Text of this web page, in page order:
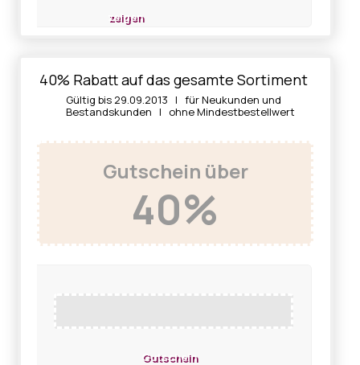
zeigen
40% Rabatt auf das gesamte Sortiment
Gültig bis 29.09.2013 | für Neukunden und
Bestandskunden | ohne Mindestbestellwert
Gutschein über
40%
Gutschein